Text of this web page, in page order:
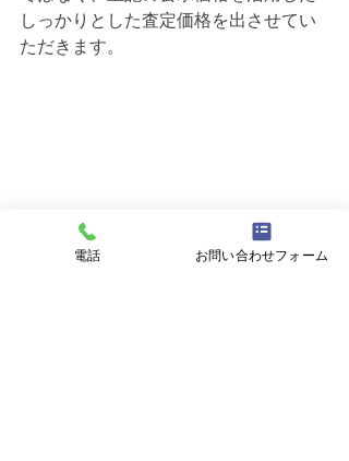
しっかりとした査定価格を出させてい
ただきます。
お役立ちコラム
電話 お問い合わせフォーム